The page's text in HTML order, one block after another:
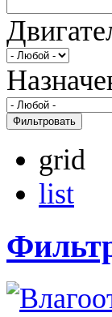
Фильтровать
grid
list